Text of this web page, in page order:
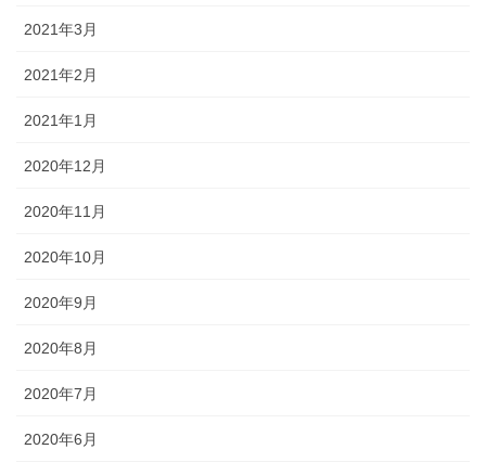
2021年3月
2021年2月
2021年1月
2020年12月
2020年11月
2020年10月
2020年9月
2020年8月
2020年7月
2020年6月